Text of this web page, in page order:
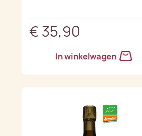
€ 35,90
In winkelwagen